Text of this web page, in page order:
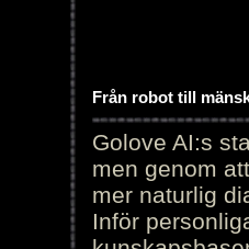
Från robot till
Golove AI:s
men genom
mer naturlig
Inför